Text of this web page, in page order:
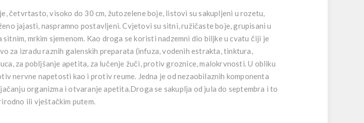
četvrtasto, visoko do 30 cm, žutozelene boje, listovi su sakupljeni u rozetu,
jajasti, naspramno postavljeni. Cvjetovi su sitni, ružičaste boje, grupisani u
mrkim sjemenom. Kao droga se koristi nadzemni dio biljke u cvatu čiji je
za izradu raznih galenskih preparata (infuza, vodenih estrakta, tinktura,
za pobljšanje apetita, za lučenje žuči, protiv groznice, malokrvnosti. U obliku
nervne napetosti kao i protiv reume. Jedna je od nezaobilaznih komponenta
organizma i otvaranje apetita.Droga se sakuplja od jula do septembra i to
ili vještačkim putem.